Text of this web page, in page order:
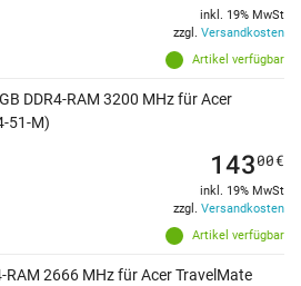
Artikel verfügbar
inkl. 19% MwSt
zzgl. Versandkosten
DDR4-RAM 3200 MHz für Acer
51-M)
Artikel verfügbar
14300€
inkl. 19% MwSt
zzgl. Versandkosten
RAM 2666 MHz für Acer TravelMate